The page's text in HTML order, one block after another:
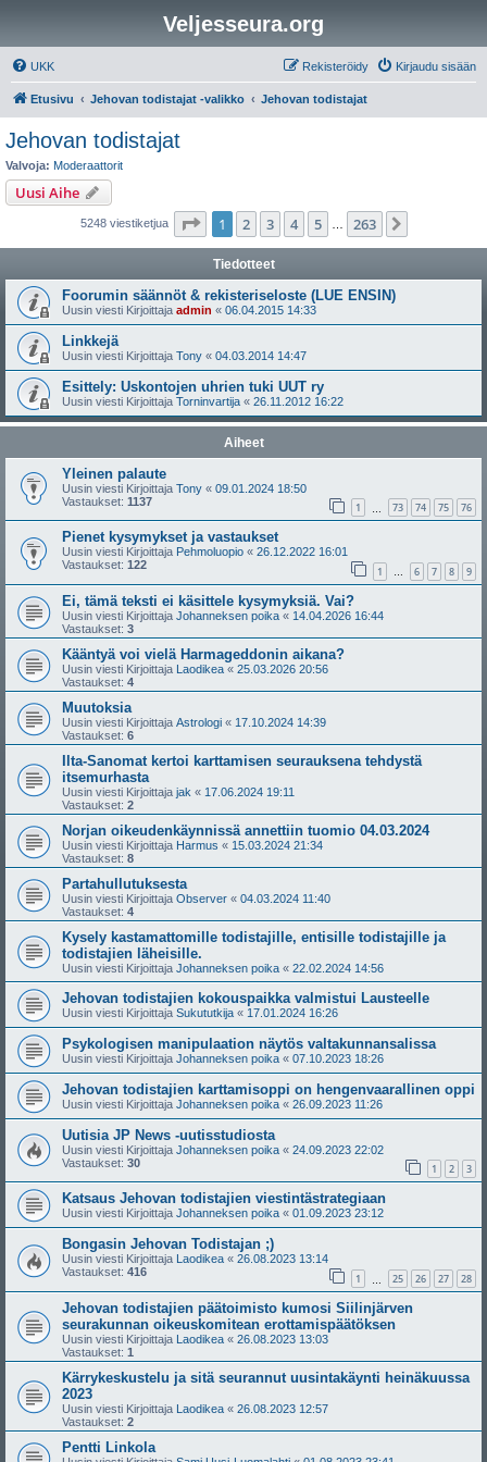
Veljesseura.org
UKK Kirjaudu sisään
Rekisteröidy
Etusivu Jehovan todistajat -valikko Jehovan todistajat
Jehovan todistajat
Valvoja: Moderaattorit
Uusi Aihe
5248 viestiketjua Sivu /263
1 2 3 4 5 263
Tiedotteet
Foorumin säännöt & rekisteriseloste (LUE ENSIN)
Uusin viesti Kirjoittaja admin « 06.04.2015 14:33
Linkkejä
Uusin viesti Kirjoittaja Tony « 04.03.2014 14:47
Esittely: Uskontojen uhrien tuki UUT ry
Uusin viesti Kirjoittaja Torninvartija « 26.11.2012 16:22
Aiheet
Yleinen palaute
Uusin viesti Kirjoittaja Tony « 09.01.2024 18:50
Vastaukset: 1137 1 73 74 75 76
Pienet kysymykset ja vastaukset
Uusin viesti Kirjoittaja Pehmoluopio « 26.12.2022 16:01
Vastaukset: 122 1 … 6 7 8 9
Ei, tämä teksti ei käsittele kysymyksiä. Vai?
Uusin viesti Kirjoittaja Johanneksen poika « 14.04.2026 16:44
Vastaukset: 3
Kääntyä voi vielä Harmageddonin aikana?
Uusin viesti Kirjoittaja Laodikea « 25.03.2026 20:56
Vastaukset: 4
Muutoksia
Uusin viesti Kirjoittaja Astrologi « 17.10.2024 14:39
Vastaukset: 6
Ilta-Sanomat kertoi karttamisen seurauksena tehdystä
itsemurhasta
Uusin viesti Kirjoittaja jak « 17.06.2024 19:11
Vastaukset: 2
Norjan oikeudenkäynnissä annettiin tuomio 04.03.2024
Uusin viesti Kirjoittaja Harmus « 15.03.2024 21:34
Vastaukset: 8
Partahullutuksesta
Uusin viesti Kirjoittaja Observer « 04.03.2024 11:40
Vastaukset: 4
Kysely kastamattomille todistajille, entisille todistajille ja
todistajien läheisille.
Uusin viesti Kirjoittaja Johanneksen poika « 22.02.2024 14:56
Jehovan todistajien kokouspaikka valmistui Lausteelle
Uusin viesti Kirjoittaja Sukututkija « 17.01.2024 16:26
Psykologisen manipulaation näytös valtakunnansalissa
Uusin viesti Kirjoittaja Johanneksen poika « 07.10.2023 18:26
Jehovan todistajien karttamisoppi on hengenvaarallinen oppi
Uusin viesti Kirjoittaja Johanneksen poika « 26.09.2023 11:26
Uutisia JP News -uutisstudiosta
Uusin viesti Kirjoittaja Johanneksen poika « 24.09.2023 22:02
Vastaukset: 30 1 2 3
Katsaus Jehovan todistajien viestintästrategiaan
Uusin viesti Kirjoittaja Johanneksen poika « 01.09.2023 23:12
Bongasin Jehovan Todistajan ;)
Uusin viesti Kirjoittaja Laodikea « 26.08.2023 13:14
Vastaukset: 416 1 25 26 27 28
Jehovan todistajien päätoimisto kumosi Siilinjärven
seurakunnan oikeuskomitean erottamispäätöksen
Uusin viesti Kirjoittaja Laodikea « 26.08.2023 13:03
Vastaukset: 1
Kärrykeskustelu ja sitä seurannut uusintakäynti heinäkuussa
2023
Uusin viesti Kirjoittaja Laodikea « 26.08.2023 12:57
Vastaukset: 2
Pentti Linkola